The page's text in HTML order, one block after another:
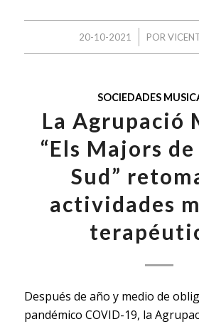
20-10-2021
/ POR
SOCIEDADES
La Agrupació
“Els Majors
Sud”
actividades
Después de año y medio de
pandémico COVID-19, la